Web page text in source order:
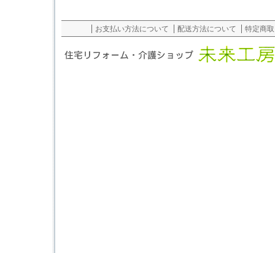
お支払い方法について 配送方法について 特定商